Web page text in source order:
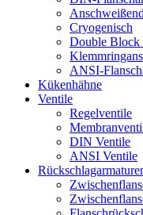
Cryogenisch
Double Block
ANSI-
Kükenhähne
Ventile
Regelventile
DIN Ventile
ANSI Ventile